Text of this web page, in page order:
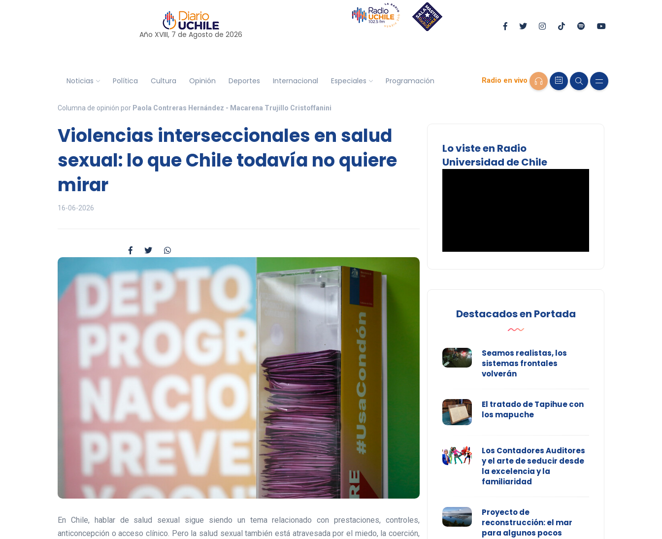
Año XVIII, 7 de Agosto de 2026
Noticias Política Cultura Opinión Deportes Internacional Especiales Programación Radio en vivo
Columna de opinión por Paola Contreras Hernández - Macarena Trujillo Cristoffanini
Violencias interseccionales en salud
sexual: lo que Chile todavía no quiere
mirar
16-06-2026
En Chile, hablar de salud sexual sigue siendo un tema relacionado con prestaciones, controles,
anticoncepción o acceso clínico. Pero la salud sexual también está atravesada por el miedo, la coerción,
Lo viste en Radio
Universidad de Chile
Destacados en Portada
Seamos realistas, los
sistemas frontales
volverán
El tratado de Tapihue con
los mapuche
Los Contadores Auditores
y el arte de seducir desde
la excelencia y la
familiaridad
Proyecto de
reconstrucción: el mar
para algunos pocos